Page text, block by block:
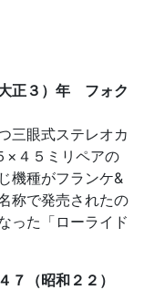
正３）年 フォク
三眼式ステレオカ
×４５ミリペアの
機種がフランケ&
称で発売されたの
った「ローライド
（昭和２２）